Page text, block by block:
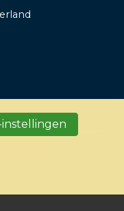
instellingen